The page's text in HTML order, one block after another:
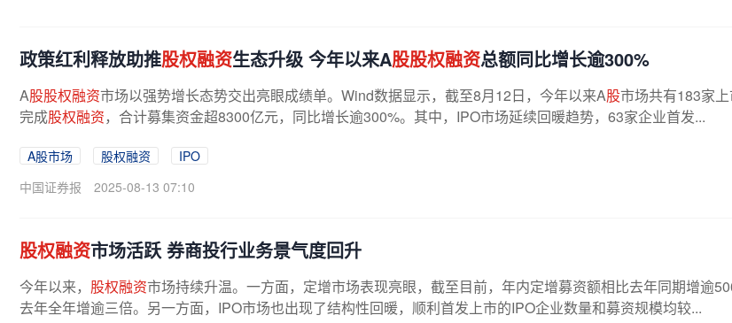
政策红利释放助推股权融资生态升级 今年以来A股股权融资总额同比增长逾300%
A股股权融资市场以强势增长态势交出亮眼成绩单。Wind数据显示，截至8月12日，今年以来A股市场共有183家
完成股权融资，合计募集资金超8300亿元，同比增长逾300%。其中，IPO市场延续回暖趋势，63家企业首发...
A股市场 股权融资
IPO
中国证券报
2025-08-13 07:10
股权融资市场活跃 券商投行业务景气度回升
今年以来， 股权融资市场持续升温。一方面，定增市场表现亮眼，截至目前，年内定增募资额相比去年同期增逾
去年全年增逾三倍。另一方面，IPO市场也出现了结构性回暖，顺利首发上市的IPO企业数量和募资规模均较...